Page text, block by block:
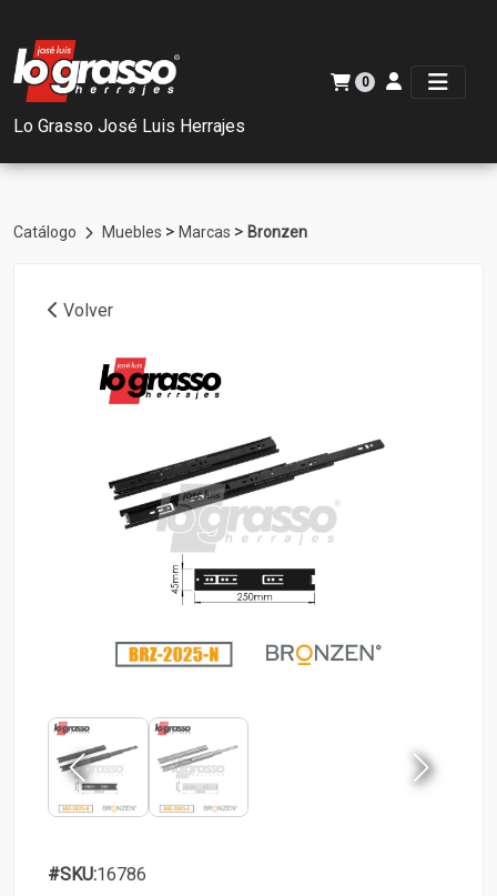
Lo Grasso José Luis Herrajes
0
Catálogo Muebles > Marcas > Bronzen
Volver
#SKU:16786